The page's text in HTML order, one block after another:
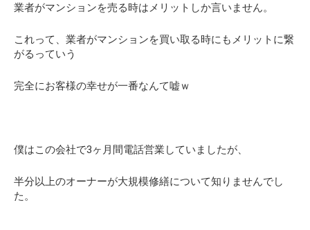
業者がマンションを売る時はメリットしか言いません。
これって、業者がマンションを買い取る時にもメリットに繋
がるっていう
完全にお客様の幸せが一番なんて嘘ｗ
僕はこの会社で3ヶ月間電話営業していましたが、
半分以上のオーナーが大規模修繕について知りませんでし
た。